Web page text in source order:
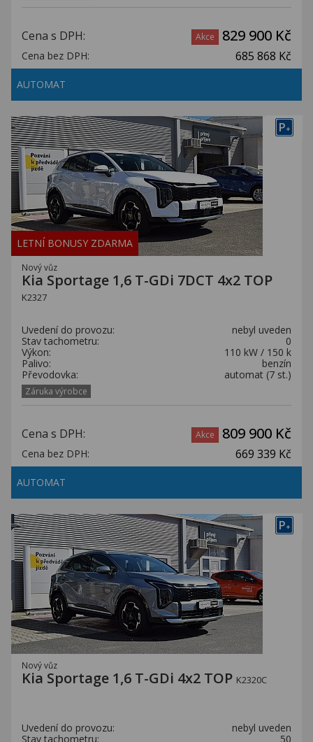
Cena s DPH: Akce 829 900 Kč
Cena bez DPH: 685 868 Kč
AUTOMAT
P+
LETNÍ BONUSY ZDARMA
Nový vůz
Kia Sportage 1,6 T-GDi 7DCT 4x2 TOP
K2327
Uvedení do provozu:
nebyl uveden
Stav tachometru:
0
Výkon:
110 kW / 150 k
Palivo:
benzín
Převodovka:
automat (7 st.)
Záruka výrobce
Cena s DPH: Akce 809 900 Kč
Cena bez DPH: 669 339 Kč
AUTOMAT
P+
Nový vůz
Kia Sportage 1,6 T-GDi 4x2 TOP K2320C
Uvedení do provozu:
nebyl uveden
Stav tachometru:
50